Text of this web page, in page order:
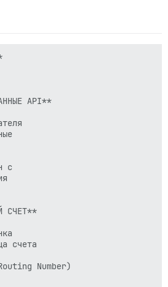
API**
с
СЧЕТ**
счета
Number)